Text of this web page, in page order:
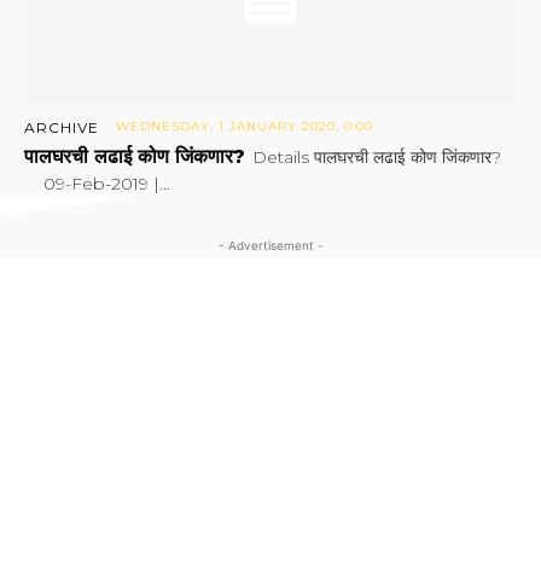
ARCHIVE WEDNESDAY, 1 JANUARY 2020, 0:00
पालघरची लढाई कोण जिंकणार? Details पालघरची लढाई कोण जिंकणार?
09-Feb-2019 |...
- Advertisement -